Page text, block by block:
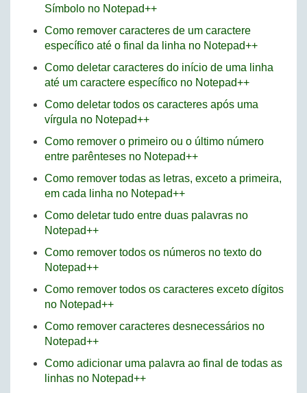
Símbolo no Notepad++
Como remover caracteres de um caractere
específico até o final da linha no Notepad++
Como deletar caracteres do início de uma linha
até um caractere específico no Notepad++
Como deletar todos os caracteres após uma
vírgula no Notepad++
Como remover o primeiro ou o último número
entre parênteses no Notepad++
Como remover todas as letras, exceto a primeira,
em cada linha no Notepad++
Como deletar tudo entre duas palavras no
Notepad++
Como remover todos os números no texto do
Notepad++
Como remover todos os caracteres exceto dígitos
no Notepad++
Como remover caracteres desnecessários no
Notepad++
Como adicionar uma palavra ao final de todas as
linhas no Notepad++